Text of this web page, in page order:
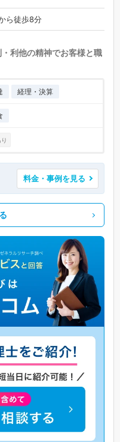
ら徒歩8分
利他の精神でお客様と職
経理・決算
料金・事例を見る